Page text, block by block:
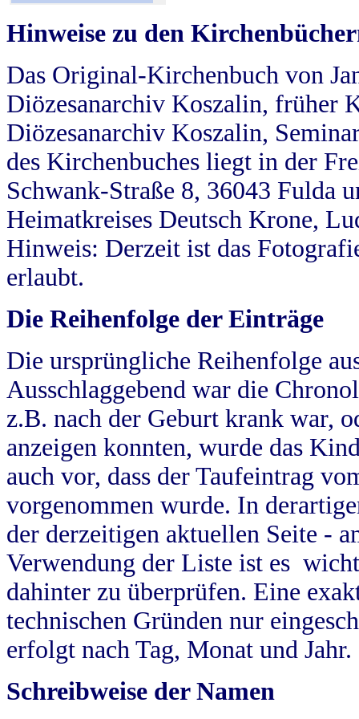
Hinweise zu den
Das Original-Kirchenbuch von
Diözesanarchiv Koszalin, früher
Diözesanarchiv Koszalin,
des Kirchenbuches liegt in der
Schwank-Straße 8, 36043 Fulda
Heimatkreises Deutsch Krone,
Hinweis: Derzeit ist das
erlaubt.
Die Reihenfolge der Einträge
Die ursprüngliche Reihenfolge
Ausschlaggebend war die
z.B. nach der Geburt krank war,
anzeigen konnten, wurde das
auch vor, dass der Taufeintrag
vorgenommen wurde. In
der derzeitigen aktuellen Seite -
Verwendung der Liste ist es
dahinter zu überprüfen. Eine
technischen Gründen nur
erfolgt nach Tag, Monat und Jahr.
Schreibweise der Namen